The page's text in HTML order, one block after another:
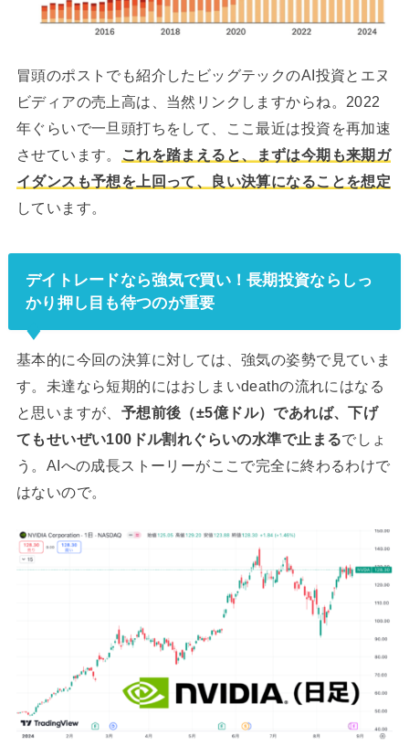
冒頭のポストでも紹介したビッグテックのAI投資とエヌ
ビディアの売上高は、当然リンクしますからね。2022
年ぐらいで一旦頭打ちをして、ここ最近は投資を再加速
させています。
これを踏まえると、まずは今期も来期ガ
イダンスも予想を上回って、良い決算になることを想定
しています。
デイトレードなら強気で買い！長期投資ならしっ
かり押し目も待つのが重要
基本的に今回の決算に対しては、強気の姿勢で見ていま
す。未達なら短期的にはおしまいdeathの流れにはなる
と思いますが、 予想前後（±5億ドル）であれば、下げ
てもせいぜい100ドル割れぐらいの水準で止まるでしょ
う。AIへの成長ストーリーがここで完全に終わるわけで
はないので。